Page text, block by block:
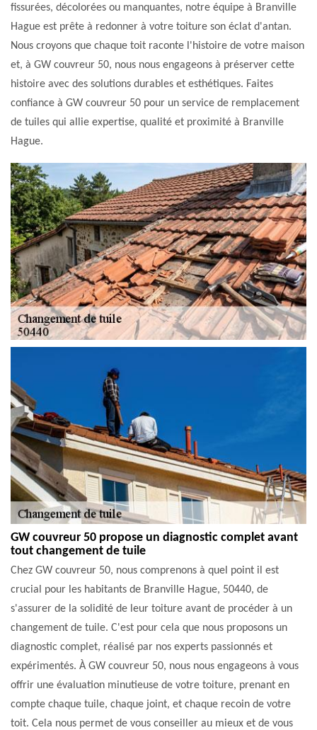
fissurées, décolorées ou manquantes, notre équipe à Branville
Hague est prête à redonner à votre toiture son éclat d'antan.
Nous croyons que chaque toit raconte l'histoire de votre maison
et, à GW couvreur 50, nous nous engageons à préserver cette
histoire avec des solutions durables et esthétiques. Faites
confiance à GW couvreur 50 pour un service de remplacement
de tuiles qui allie expertise, qualité et proximité à Branville
Hague.
GW couvreur 50 propose un diagnostic complet avant
tout changement de tuile
Chez GW couvreur 50, nous comprenons à quel point il est
crucial pour les habitants de Branville Hague, 50440, de
s'assurer de la solidité de leur toiture avant de procéder à un
changement de tuile. C'est pour cela que nous proposons un
diagnostic complet, réalisé par nos experts passionnés et
expérimentés. À GW couvreur 50, nous nous engageons à vous
offrir une évaluation minutieuse de votre toiture, prenant en
compte chaque tuile, chaque joint, et chaque recoin de votre
toit. Cela nous permet de vous conseiller au mieux et de vous